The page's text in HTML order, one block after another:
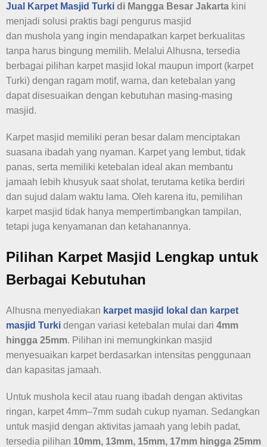
Jual Karpet Masjid Turki di Mangga Besar Jakarta kini
menjadi solusi praktis bagi pengurus masjid
dan mushola yang ingin mendapatkan karpet berkualitas
tanpa harus bingung memilih. Melalui Alhusna, tersedia
berbagai pilihan karpet masjid lokal maupun import (karpet
Turki) dengan ragam motif, warna, dan ketebalan yang
dapat disesuaikan dengan kebutuhan masing-masing
masjid.
Karpet masjid memiliki peran besar dalam menciptakan
suasana ibadah yang nyaman. Karpet yang lembut, tidak
panas, serta memiliki ketebalan ideal akan membantu
jamaah lebih khusyuk saat sholat, terutama ketika berdiri
dan sujud dalam waktu lama. Oleh karena itu, pemilihan
karpet masjid tidak hanya mempertimbangkan tampilan,
tetapi juga kenyamanan dan ketahanannya.
Pilihan Karpet Masjid Lengkap untuk
Berbagai Kebutuhan
Alhusna menyediakan karpet masjid lokal dan karpet
masjid Turki dengan variasi ketebalan mulai dari 4mm
hingga 25mm. Pilihan ini memungkinkan masjid
menyesuaikan karpet berdasarkan intensitas penggunaan
dan kapasitas jamaah.
Untuk mushola kecil atau ruang ibadah dengan aktivitas
ringan, karpet 4mm–7mm sudah cukup nyaman. Sedangkan
untuk masjid dengan aktivitas jamaah yang lebih padat,
tersedia pilihan 10mm, 13mm, 15mm, 17mm hingga 25mm